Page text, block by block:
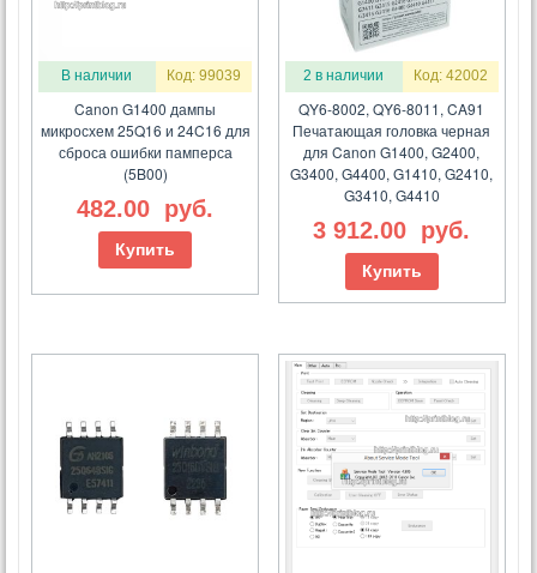
В наличии Код: 99039
Canon G1400 дампы
микросхем 25Q16 и 24C16 для
сброса ошибки памперса
(5B00)
482.00 руб.
Купить
2 в наличии Код: 42002
QY6-8002, QY6-8011, CA91
Печатающая головка черная
для Canon G1400, G2400,
G3400, G4400, G1410, G2410,
G3410, G4410
3 912.00 руб.
Купить